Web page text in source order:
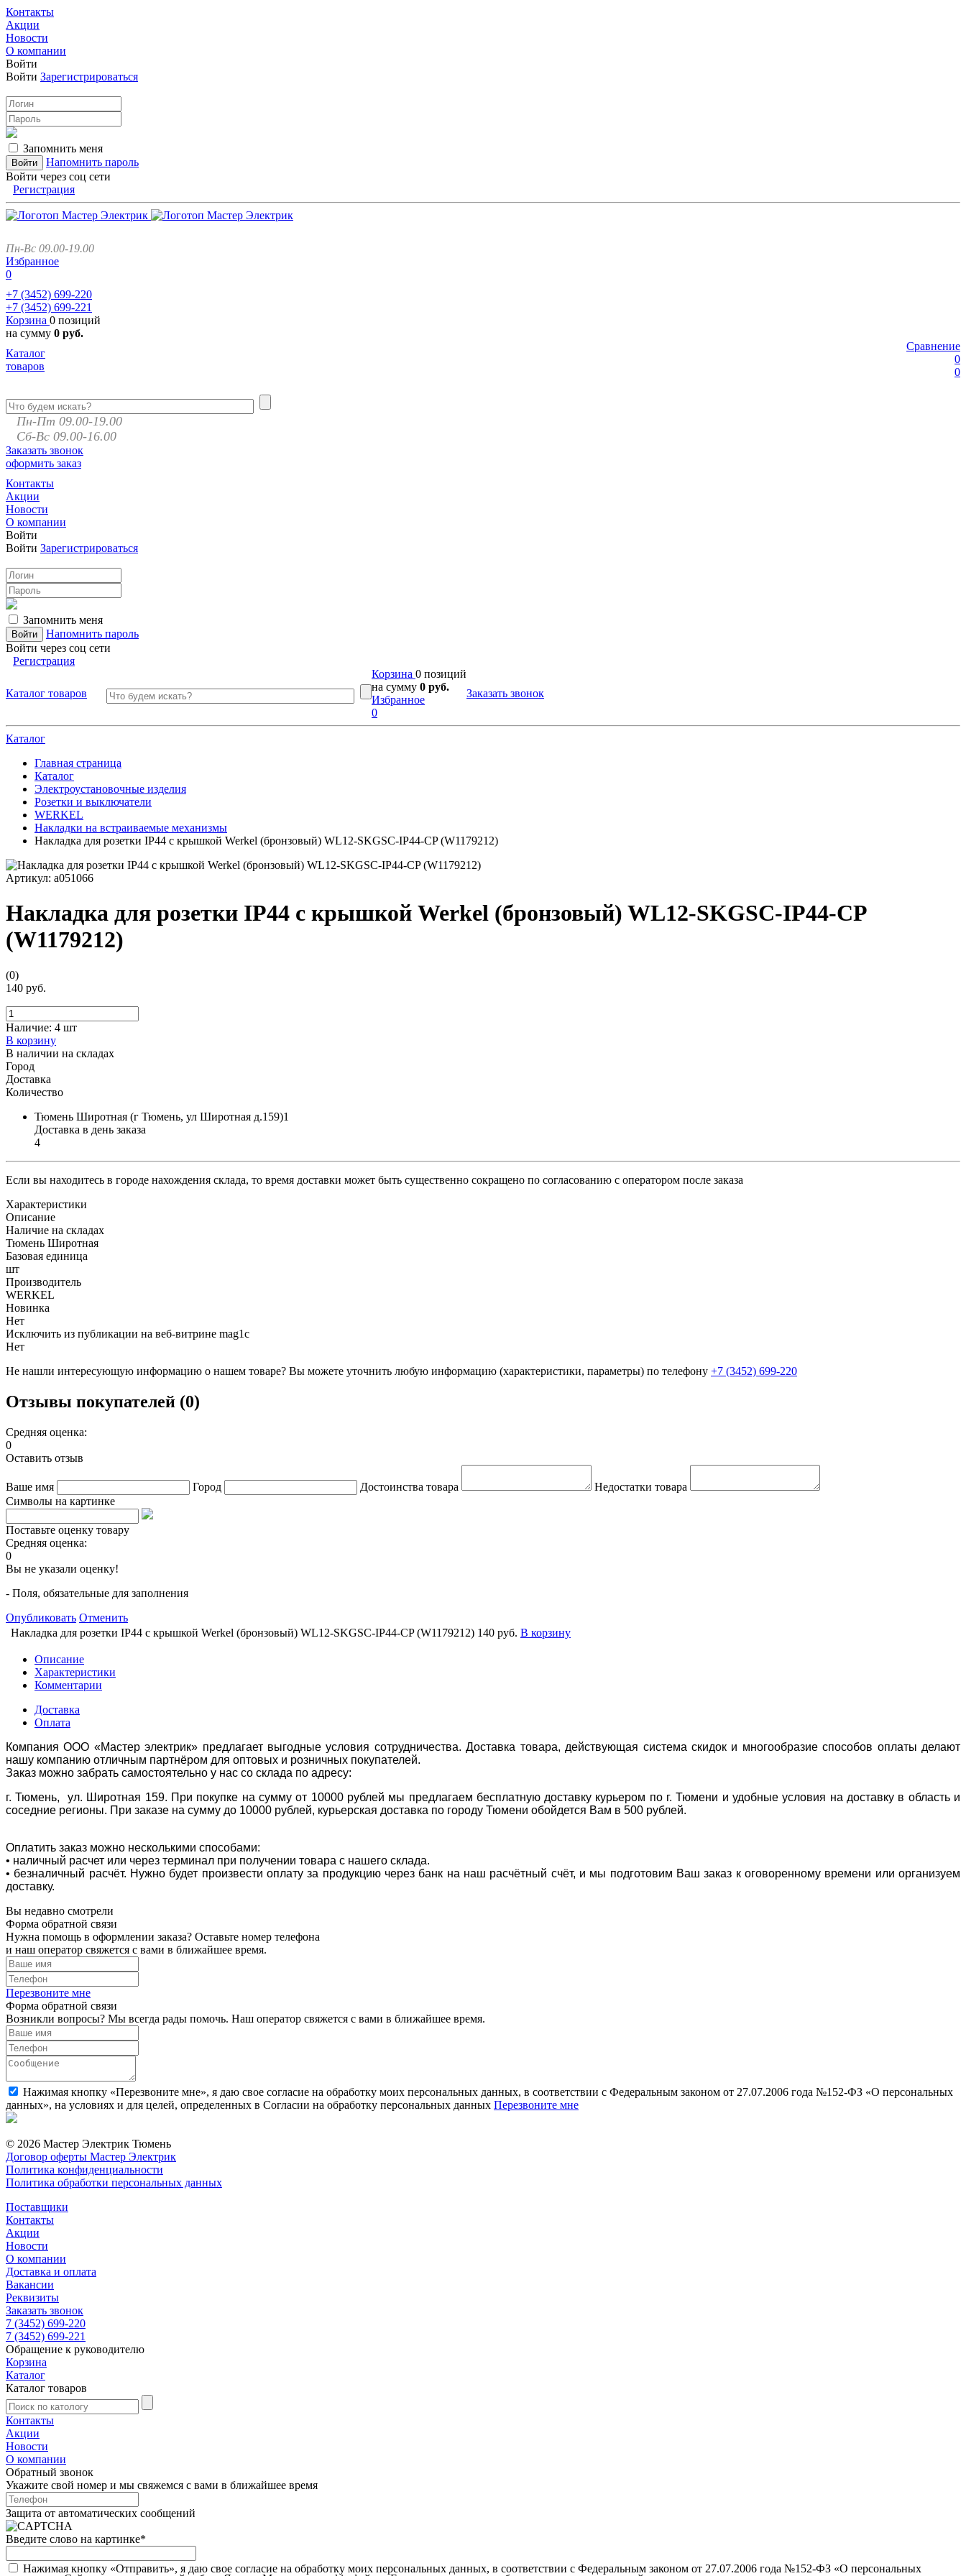
Контакты
Акции
Новости
О компании
Войти
Войти Зарегистрироваться
Запомнить меня
Напомнить пароль
Войти через соц сети
Регистрация
Пн-Вс 09.00-19.00
Избранное
0
+7 (3452) 699-220
+7 (3452) 699-221
Корзина 0 позиций
на сумму 0 руб.
Сравнение
0
0
Каталог
товаров
Пн-Пт 09.00-19.00
Сб-Вс 09.00-16.00
Заказать звонок
оформить заказ
Контакты
Акции
Новости
О компании
Войти
Войти Зарегистрироваться
Запомнить меня
Напомнить пароль
Войти через соц сети
Регистрация
Каталог товаров
Корзина 0 позиций
на сумму 0 руб.
Избранное
0
Заказать звонок
Каталог
Главная страница
Каталог
Электроустановочные изделия
Розетки и выключатели
WERKEL
Накладки на встраиваемые механизмы
Накладка для розетки IP44 с крышкой Werkel (бронзовый) WL12-SKGSC-IP44-CP (W1179212)
Артикул: a051066
Накладка для розетки IP44 с крышкой Werkel (бронзовый) WL12-SKGSC-IP44-CP
(W1179212)
(0)
140 руб.
Наличие: 4 шт
В корзину
В наличии на складах
Город
Доставка
Количество
Тюмень Широтная (г Тюмень, ул Широтная д.159)1
Доставка в день заказа
4
Если вы находитесь в городе нахождения склада, то время доставки может быть существенно сокращено по согласованию с оператором после заказа
Характеристики
Описание
Наличие на складах
Тюмень Широтная
Базовая единица
шт
Производитель
WERKEL
Новинка
Нет
Исключить из публикации на веб-витрине mag1c
Нет
Не нашли интересующую информацию о нашем товаре? Вы можете уточнить любую информацию (характеристики, параметры) по телефону +7 (3452) 699-220
Отзывы покупателей (0)
Средняя оценка:
0
Оставить отзыв
Ваше имя Город Достоинства товара
Недостатки товара
Символы на картинке
Поставьте оценку товару
Средняя оценка:
0
Вы не указали оценку!
- Поля, обязательные для заполнения
Опубликовать Отменить
Накладка для розетки IP44 с крышкой Werkel (бронзовый) WL12-SKGSC-IP44-CP (W1179212) 140 руб. В корзину
Описание
Характеристики
Комментарии
Доставка
Оплата
Компания ООО «Мастер электрик» предлагает выгодные условия сотрудничества. Доставка товара, действующая система скидок и многообразие способов оплаты делают
нашу компанию отличным партнёром для оптовых и розничных покупателей.
Заказ можно забрать самостоятельно у нас со склада по адресу:
г. Тюмень, ул. Широтная 159. При покупке на сумму от 10000 рублей мы предлагаем бесплатную доставку курьером по г. Тюмени и удобные условия на доставку в область и
соседние регионы. При заказе на сумму до 10000 рублей, курьерская доставка по городу Тюмени обойдется Вам в 500 рублей.
Оплатить заказ можно несколькими способами:
• наличный расчет или через терминал при получении товара с нашего склада.
• безналичный расчёт. Нужно будет произвести оплату за продукцию через банк на наш расчётный счёт, и мы подготовим Ваш заказ к оговоренному времени или организуем
доставку.
Вы недавно смотрели
Форма обратной связи
Нужна помощь в оформлении заказа? Оставьте номер телефона
и наш оператор свяжется с вами в ближайшее время.
Перезвоните мне
Форма обратной связи
Возникли вопросы? Мы всегда рады помочь. Наш оператор свяжется с вами в ближайшее время.
Нажимая кнопку «Перезвоните мне», я даю свое согласие на обработку моих персональных данных, в соответствии с Федеральным законом от 27.07.2006 года №152-ФЗ «О персональных
данных», на условиях и для целей, определенных в Согласии на обработку персональных данных Перезвоните мне
© 2026 Мастер Электрик Тюмень
Договор оферты Мастер Электрик
Политика конфиденциальности
Политика обработки персональных данных
Поставщики
Контакты
Акции
Новости
О компании
Доставка и оплата
Вакансии
Реквизиты
Заказать звонок
7 (3452) 699-220
7 (3452) 699-221
Обращение к руководителю
Корзина
Каталог
Каталог товаров
Контакты
Акции
Новости
О компании
Обратный звонок
Укажите свой номер и мы свяжемся с вами в ближайшее время
Защита от автоматических сообщений
Введите слово на картинке*
Нажимая кнопку «Отправить», я даю свое согласие на обработку моих персональных данных, в соответствии с Федеральным законом от 27.07.2006 года №152-ФЗ «О персональных